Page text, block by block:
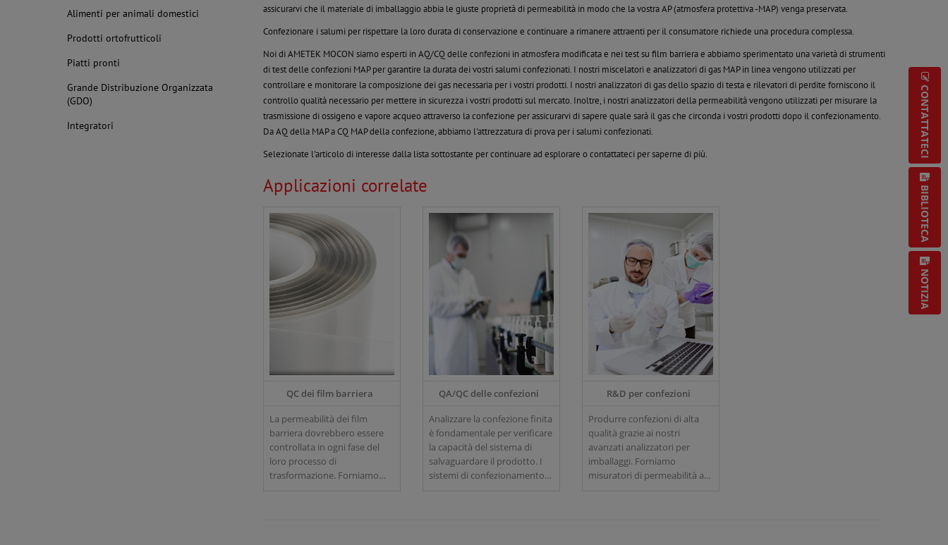
CONTATTATECI
BIBLIOTECA
NOTIZIA
Alimenti per animali domestici
Prodotti ortofrutticoli
Piatti pronti
Grande Distribuzione Organizzata
(GDO)
Integratori
assicurarvi che il materiale di imballaggio abbia le giuste proprietà di permeabilità in modo che la vostra AP (atmosfera protettiva -MAP) venga preservata.
Confezionare i salumi per rispettare la loro durata di conservazione e continuare a rimanere attraenti per il consumatore richiede una procedura complessa.
Noi di AMETEK MOCON siamo esperti in AQ/CQ delle confezioni in atmosfera modificata e nei test su film barriera e abbiamo sperimentato una varietà di strumenti
di test delle confezioni MAP per garantire la durata dei vostri salumi confezionati. I nostri miscelatori e analizzatori di gas MAP in linea vengono utilizzati per
controllare e monitorare la composizione dei gas necessaria per i vostri prodotti. I nostri analizzatori di gas dello spazio di testa e rilevatori di perdite forniscono il
controllo qualità necessario per mettere in sicurezza i vostri prodotti sul mercato. Inoltre, i nostri analizzatori della permeabilità vengono utilizzati per misurare la
trasmissione di ossigeno e vapore acqueo attraverso la confezione per assicurarvi di sapere quale sarà il gas che circonda i vostri prodotti dopo il confezionamento.
Da AQ della MAP a CQ MAP della confezione, abbiamo l'attrezzatura di prova per i salumi confezionati.
Selezionate l'articolo di interesse dalla lista sottostante per continuare ad esplorare o contattateci per saperne di più.
Applicazioni correlate
QC dei film barriera
La permeabilità dei film
barriera dovrebbero essere
controllata in ogni fase del
loro processo di
trasformazione. Forniamo
QA/QC delle confezioni
Analizzare la confezione finita
è fondamentale per verificare
la capacità del sistema di
salvaguardare il prodotto. I
sistemi di confezionamento
R&D per confezioni
Produrre confezioni di alta
qualità grazie ai nostri
avanzati analizzatori per
imballaggi. Forniamo
misuratori di permeabilità ad